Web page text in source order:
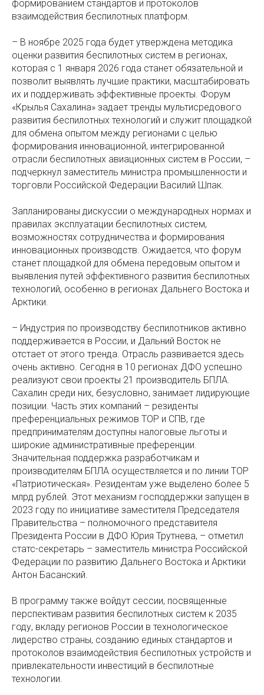
формированием стандартов и протоколов
взаимодействия беспилотных платформ.
– В ноябре 2025 года будет утверждена методика
оценки развития беспилотных систем в регионах,
которая с 1 января 2026 года станет обязательной и
позволит выявлять лучшие практики, масштабировать
их и поддерживать эффективные проекты. Форум
«Крылья Сахалина» задает тренды мультисредового
развития беспилотных технологий и служит площадкой
для обмена опытом между регионами с целью
формирования инновационной, интегрированной
отрасли беспилотных авиационных систем в России, –
подчеркнул заместитель министра промышленности и
торговли Российской Федерации Василий Шпак.
Запланированы дискуссии о международных нормах и
правилах эксплуатации беспилотных систем,
возможностях сотрудничества и формирования
инновационных производств. Ожидается, что форум
станет площадкой для обмена передовым опытом и
выявления путей эффективного развития беспилотных
технологий, особенно в регионах Дальнего Востока и
Арктики.
– Индустрия по производству беспилотников активно
поддерживается в России, и Дальний Восток не
отстает от этого тренда. Отрасль развивается здесь
очень активно. Сегодня в 10 регионах ДФО успешно
реализуют свои проекты 21 производитель БПЛА.
Сахалин среди них, безусловно, занимает лидирующие
позиции. Часть этих компаний – резиденты
преференциальных режимов ТОР и СПВ, где
предпринимателям доступны налоговые льготы и
широкие административные преференции.
Значительная поддержка разработчикам и
производителям БПЛА осуществляется и по линии ТОР
«Патриотическая». Резидентам уже выделено более 5
млрд рублей. Этот механизм господдержки запущен в
2023 году по инициативе заместителя Председателя
Правительства – полномочного представителя
Президента России в ДФО Юрия Трутнева, – отметил
статс-секретарь – заместитель министра Российской
Федерации по развитию Дальнего Востока и Арктики
Антон Басанский.
В программу также войдут сессии, посвященные
перспективам развития беспилотных систем к 2035
году, вкладу регионов России в технологическое
лидерство страны, созданию единых стандартов и
протоколов взаимодействия беспилотных устройств и
привлекательности инвестиций в беспилотные
технологии.